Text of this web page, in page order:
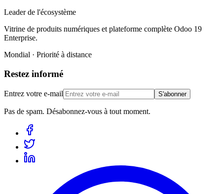
Leader de l'écosystème
Vitrine de produits numériques et plateforme complète Odoo 19
Enterprise.
Mondial · Priorité à distance
Restez informé
Entrez votre e-mail S'abonner
Pas de spam. Désabonnez-vous à tout moment.